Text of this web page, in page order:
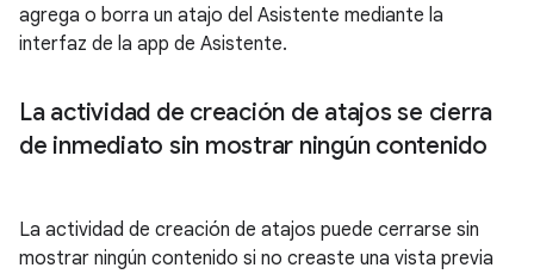
agrega o borra un atajo del Asistente mediante la
interfaz de la app de Asistente.
La actividad de creación de atajos se cierra
de inmediato sin mostrar ningún contenido
La actividad de creación de atajos puede cerrarse sin
mostrar ningún contenido si no creaste una vista previa